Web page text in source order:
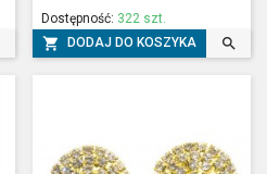
Dostępność: 322 szt.
 DODAJ DO KOSZYKA 